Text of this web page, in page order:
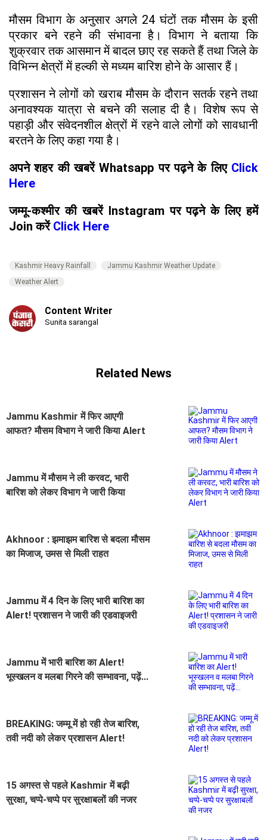
मौसम विभाग के अनुसार अगले 24 घंटों तक मौसम के इसी
प्रकार बने रहने की संभावना है। विभाग ने बताया कि
शुक्रवार तक आसमान में बादल छाए रह सकते हैं तथा जिले के
विभिन्न क्षेत्रों में हल्की से मध्यम बारिश होने के आसार हैं।
प्रशासन ने लोगों को खराब मौसम के दौरान सतर्क रहने तथा
अनावश्यक यात्रा से बचने की सलाह दी है। विशेष रूप से
पहाड़ी और संवेदनशील क्षेत्रों में रहने वाले लोगों को सावधानी
बरतने के लिए कहा गया है।
अपने शहर की खबरें Whatsapp पर पढ़ने के लिए Click
Here
जम्मू-कश्मीर की खबरें Instagram पर पढ़ने के लिए हमें
Join करें Click Here
Kashmir Heavy Rainfall
Jammu Kashmir Weather Update
Weather Alert
Content Writer
Sunita sarangal
Related News
Jammu Kashmir में फिर आएगी
आफत? मौसम विभाग ने जारी किया Alert
Jammu में मौसम ने ली करवट, भारी
बारिश को लेकर विभाग ने जारी किया
Akhnoor : झमाझम बारिश से बदला मौसम
का मिजाज, उमस से मिली राहत
Jammu में 4 दिन के लिए भारी बारिश का
Alert! प्रशासन ने जारी की एडवाइजरी
Jammu में भारी बारिश का Alert!
भूस्खलन व मलबा गिरने की सम्भावना, पढ़ें...
BREAKING: जम्मू में हो रही तेज बारिश,
तवी नदी को लेकर प्रशासन Alert!
15 अगस्त से पहले Kashmir में बढ़ी
सुरक्षा, चप्पे-चप्पे पर सुरक्षाबलों की नजर